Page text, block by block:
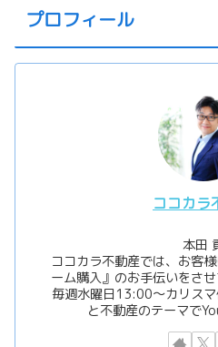
プロフィール
ココカラ
本田
ココカラ不動産では、お客
ーム購入』のお手伝いをさ
毎週水曜日13:00〜カリス
と不動産のテーマで